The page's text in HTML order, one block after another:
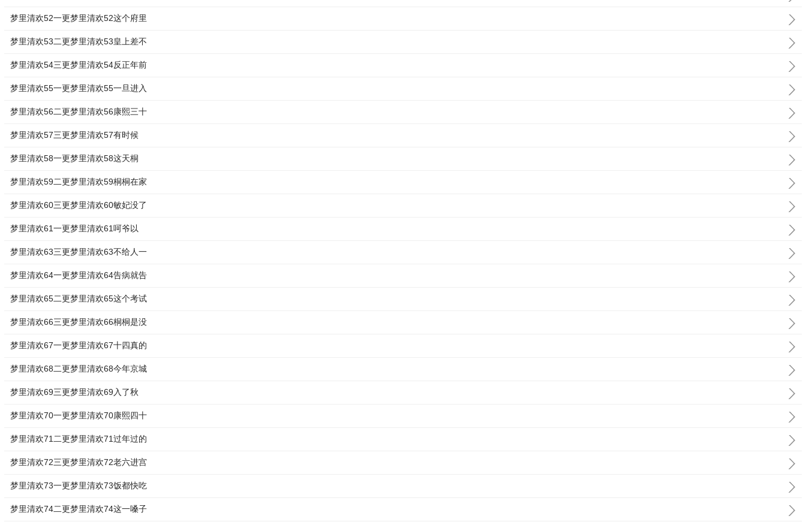
梦里清欢52一更梦里清欢52这个府里
梦里清欢53二更梦里清欢53皇上差不
梦里清欢54三更梦里清欢54反正年前
梦里清欢55一更梦里清欢55一旦进入
梦里清欢56二更梦里清欢56康熙三十
梦里清欢57三更梦里清欢57有时候
梦里清欢58一更梦里清欢58这天桐
梦里清欢59二更梦里清欢59桐桐在家
梦里清欢60三更梦里清欢60敏妃没了
梦里清欢61一更梦里清欢61呵爷以
梦里清欢63三更梦里清欢63不给人一
梦里清欢64一更梦里清欢64告病就告
梦里清欢65二更梦里清欢65这个考试
梦里清欢66三更梦里清欢66桐桐是没
梦里清欢67一更梦里清欢67十四真的
梦里清欢68二更梦里清欢68今年京城
梦里清欢69三更梦里清欢69入了秋
梦里清欢70一更梦里清欢70康熙四十
梦里清欢71二更梦里清欢71过年过的
梦里清欢72三更梦里清欢72老六进宫
梦里清欢73一更梦里清欢73饭都快吃
梦里清欢74二更梦里清欢74这一嗓子